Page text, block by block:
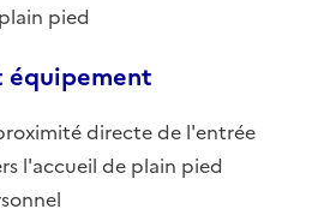
pied
équipement
directe de l'entrée
l'accueil de plain pied